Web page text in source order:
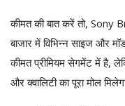
कीमत की बात करें तो, Sony
बाजार में विभिन्न साइज और
कीमत प्रीमियम सेगमेंट में है,
और क्वालिटी का पूरा मोल